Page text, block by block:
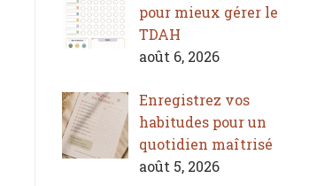
pour mieux gérer le
TDAH
août 6, 2026
Enregistrez vos
habitudes pour un
quotidien maîtrisé
août 5, 2026